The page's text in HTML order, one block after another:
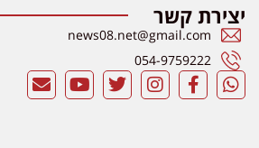
יצירת קשר
news08.net@gmail.com
054-9759222